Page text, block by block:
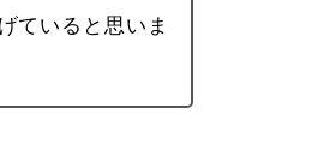
ていると思いま